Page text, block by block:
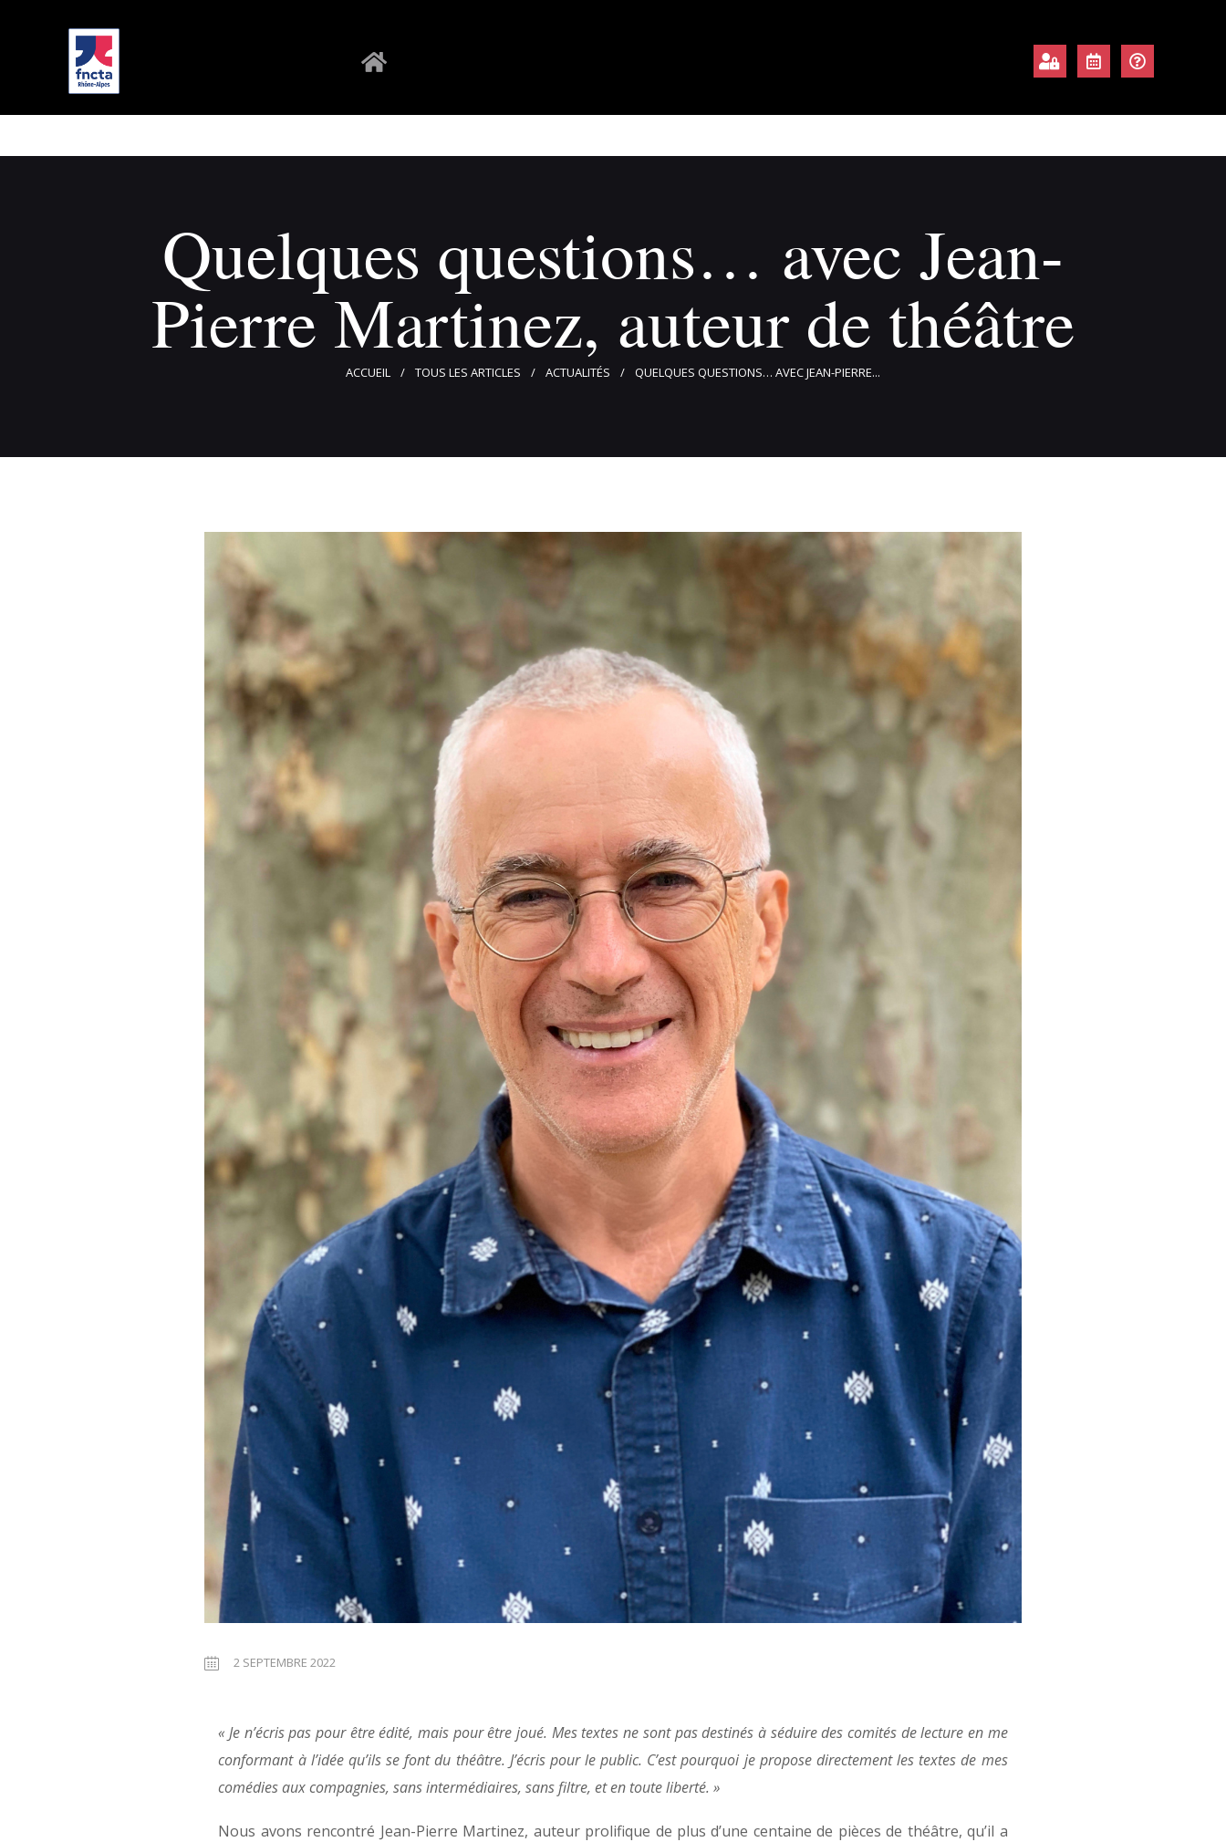
Quelques questions… avec Jean-
Pierre Martinez, auteur de théâtre
ACCUEIL TOUS LES ARTICLES ACTUALITÉS QUELQUES QUESTIONS… AVEC JEAN-PIERRE...
Évènements
Actualités
2 SEPTEMBRE 2022
« Je n’écris pas pour être édité, mais pour être joué. Mes textes ne sont pas destinés à séduire des comités de lecture en me
conformant à l’idée qu’ils se font du théâtre. J’écris pour le public. C’est pourquoi je propose directement les textes de mes
comédies aux compagnies, sans intermédiaires, sans filtre, et en toute liberté. »
Nous avons rencontré Jean-Pierre Martinez, auteur prolifique de plus d’une centaine de pièces de théâtre, qu’il a